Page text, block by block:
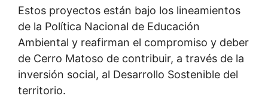
Estos proyectos están bajo los lineamientos
de la Política Nacional de Educación
Ambiental y reafirman el compromiso y deber
de Cerro Matoso de contribuir, a través de la
inversión social, al Desarrollo Sostenible del
territorio.